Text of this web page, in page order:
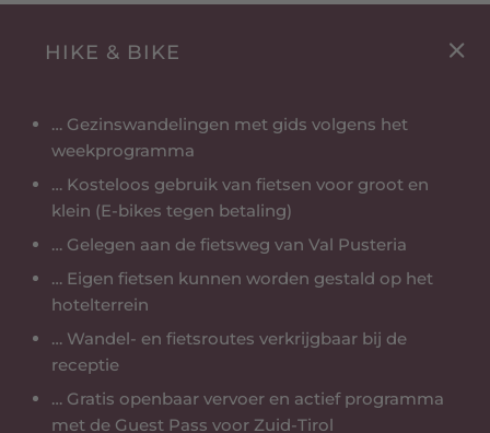
HIKE & BIKE
… Gezinswandelingen met gids volgens het
weekprogramma
… Kosteloos gebruik van fietsen voor groot en
klein (E-bikes tegen betaling)
… Gelegen aan de fietsweg van Val Pusteria
… Eigen fietsen kunnen worden gestald op het
hotelterrein
… Wandel- en fietsroutes verkrijgbaar bij de
receptie
… Gratis openbaar vervoer en actief programma
met de Guest Pass voor Zuid-Tirol